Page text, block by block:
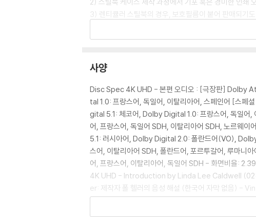
3) 렌티큘러 스틸북의 경우, 보호필름이 붙어 판매되기
4) 본품 보호를 위해 노란색의 카톤 박스로 재포장한 경
5) 아웃케이스/구성품/포장 상태 불량에 의한 교환/반품
※ 디스크 재생 불량
1) 기기 문제로 인해 발생하는 재생 불량 현상에 대해
2) 정전기와 먼지로 인해 재생이 원활하지 않은 경우가
3) 일부 PC 연결형 ODD의 경우 호환 상의 문제로 정상
량의 경우 교환 시에도 동일한 오류가 발생할 수 있음을
※ 디스크 외관 불량
디스크에 미세한 잔 흠집이 남아있거나 인쇄 면이 깨끗
다.
※ 교환/반품 안내
1) 불량으로 인한 교환/반품 요청 시에는 불량 확인을
관련 사진과 동영상 및 재생 기기 모델명을 첨부하여 첨
사양
Disc Spec 4K UHD - 본편 오디오 : [극장판] Dolby
tal 1.0: 프랑스어, 독일어, 이탈리아어, 스페인어 [스
gital 5.1: 체코어, Dolby Digital 1.0: 프랑스어, 독일어,
어, 프랑스어, 독일어 SDH, 이탈리아어 SDH, 노르웨
5.1: 러시아어, Dolby Digital 2.0: 폴란드어(VO),
스어, 이탈리아어 SDH, 폴란드어, 포르투갈어, 루마니
어, 프랑스어, 이탈리아어, 독일어 SDH - 화면비율:
4K UHD - Introduction by Linda Lee Caldwell
er: 제작자 폴 헬러의 음성 해설 (한국어 자막 없음)
Wing Chun: The Art that Introduced Kung Fu to
Words (19:19) - Linda Lee Caldwell Interview